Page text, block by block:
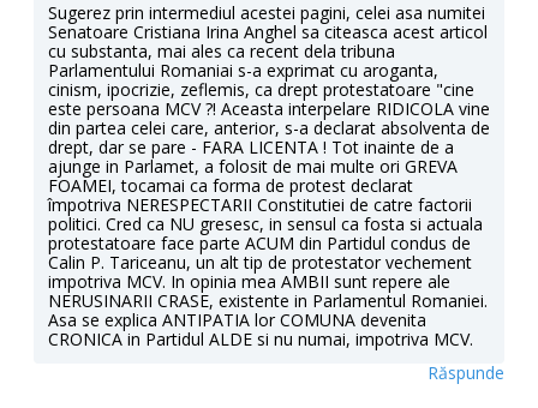
Sugerez prin intermediul acestei pagini, celei asa numitei
Senatoare Cristiana Irina Anghel sa citeasca acest articol
cu substanta, mai ales ca recent dela tribuna
Parlamentului Romaniai s-a exprimat cu aroganta,
cinism, ipocrizie, zeflemis, ca drept protestatoare "cine
este persoana MCV ?! Aceasta interpelare RIDICOLA vine
din partea celei care, anterior, s-a declarat absolventa de
drept, dar se pare - FARA LICENTA ! Tot inainte de a
ajunge in Parlamet, a folosit de mai multe ori GREVA
FOAMEI, tocamai ca forma de protest declarat
împotriva NERESPECTARII Constitutiei de catre factorii
politici. Cred ca NU gresesc, in sensul ca fosta si actuala
protestatoare face parte ACUM din Partidul condus de
Calin P. Tariceanu, un alt tip de protestator vechement
impotriva MCV. In opinia mea AMBII sunt repere ale
NERUSINARII CRASE, existente in Parlamentul Romaniei.
Asa se explica ANTIPATIA lor COMUNA devenita
CRONICA in Partidul ALDE si nu numai, impotriva MCV.
Răspunde